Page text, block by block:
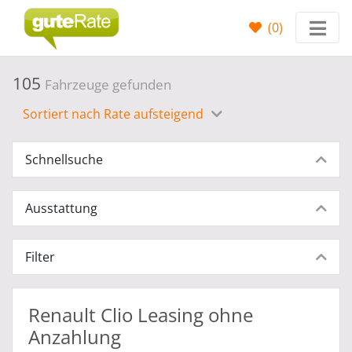
(0)
105 Fahrzeuge gefunden
Sortiert nach Rate aufsteigend
Schnellsuche
Ausstattung
Filter
Renault Clio Leasing ohne
Anzahlung